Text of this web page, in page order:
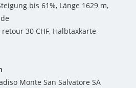
bis 61%, Länge 1629 m,
30 CHF, Halbtaxkarte
Monte San Salvatore SA